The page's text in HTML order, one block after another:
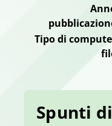
Tipo di
Spunti